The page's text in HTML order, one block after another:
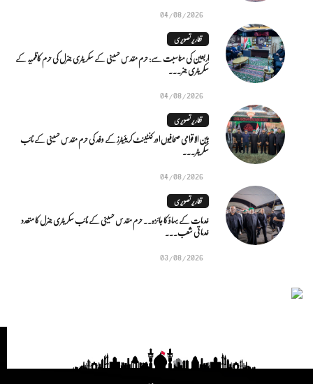
04/08/2026
تقاریر تصویری
اربعین کی مناسبت سے: حرم مقدس حسینی کے سکریٹری جنرل کی حرم کاظمیہ کے
سکریٹری جنر...
04/08/2026
تقاریر تصویری
بین الاقوامی صحافیوں اور کنٹینٹ کریئیٹرز کے وفد کی حرم مقدس حسینی کے نائب
سکریٹر...
04/08/2026
تقاریر تصویری
خدمات کے بہاؤ کا جائزہ.. حرم مقدس حسینی کے نائب سکریٹری جنرل کا متعدد
خدماتی شعب...
03/08/2026